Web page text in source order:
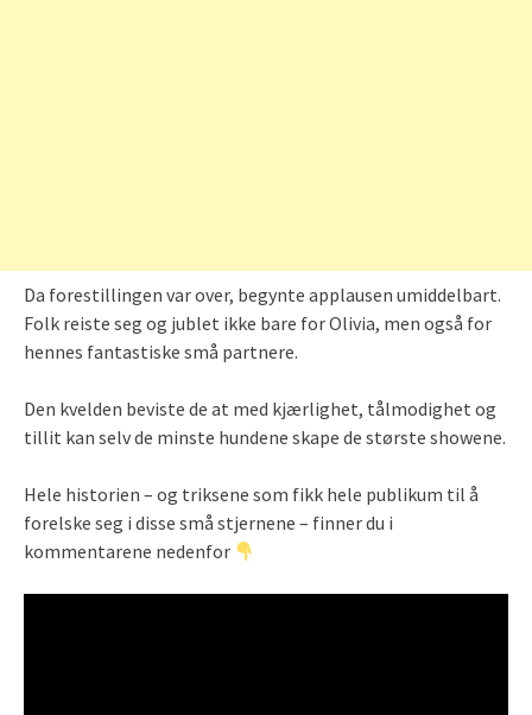
Da forestillingen var over, begynte applausen umiddelbart.
Folk reiste seg og jublet ikke bare for Olivia, men også for
hennes fantastiske små partnere.
Den kvelden beviste de at med kjærlighet, tålmodighet og
tillit kan selv de minste hundene skape de største showene.
Hele historien – og triksene som fikk hele publikum til å
forelske seg i disse små stjernene – finner du i
kommentarene nedenfor